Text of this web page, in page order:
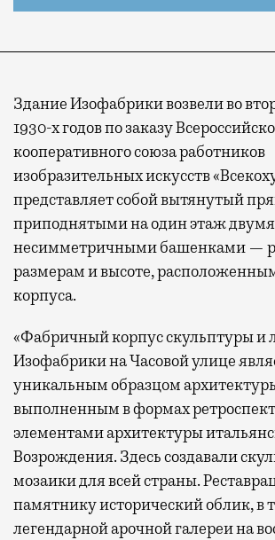
Здание Изофабрики возвели во
1930-х годов по заказу
кооперативного союза работников
изобразительных искусств
представляет собой вытянутый
приподнятыми на один этаж двумя
несимметричными башенками —
размерам и высоте,
корпуса.
«Фабричный корпус скульптуры и
Изофабрики на Часовой улице
уникальным образцом
выполненным в формах
элементами архитектуры
Возрождения. Здесь создавали
мозаики для всей страны.
памятнику исторический облик, в
легендарной арочной галереи на